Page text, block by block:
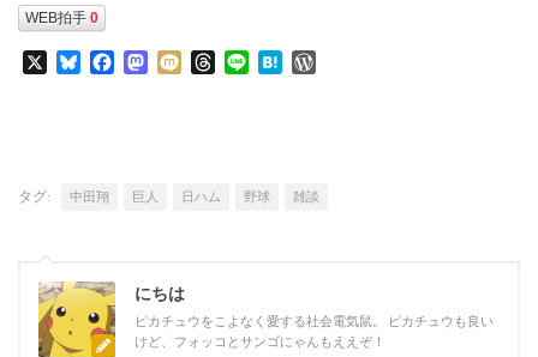
WEB拍手 0
BlueskyFacebookMastodon
Mixi Threads
Line Hatena
タグ: 中田翔 巨人 日ハム 野球 雑談
にちは
ピカチュウをこよなく愛する社会電気鼠。 ピカチュウも良い
けど、フォッコとサンゴにゃんもええぞ！